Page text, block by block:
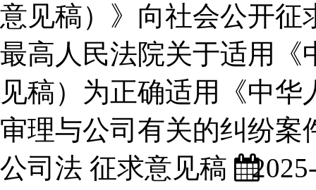
意见稿）》向社会公开征
最高人民法院关于适用《
见稿）为正确适用《中
审理与公司有关的纠纷案
公司法 征求意见稿